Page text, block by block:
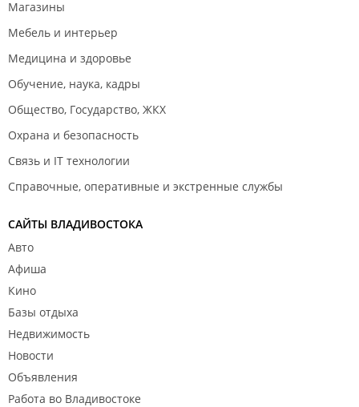
Магазины
Мебель и интерьер
Медицина и здоровье
Обучение, наука, кадры
Общество, Государство, ЖКХ
Охрана и безопасность
Связь и IT технологии
Справочные, оперативные и экстренные службы
САЙТЫ ВЛАДИВОСТОКА
Авто
Афиша
Кино
Базы отдыха
Недвижимость
Новости
Объявления
Работа во Владивостоке